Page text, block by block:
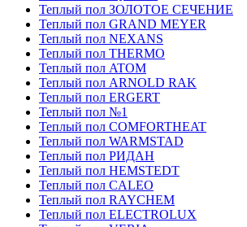
Теплый пол ЗОЛОТОЕ СЕЧЕНИЕ
Теплый пол GRAND MEYER
Теплый пол NEXANS
Теплый пол THERMO
Теплый пол ATOM
Теплый пол ARNOLD RAK
Теплый пол ERGERT
Теплый пол №1
Теплый пол COMFORTHEAT
Теплый пол WARMSTAD
Теплый пол РИДАН
Теплый пол HEMSTEDT
Теплый пол CALEO
Теплый пол RAYCHEM
Теплый пол ELECTROLUX